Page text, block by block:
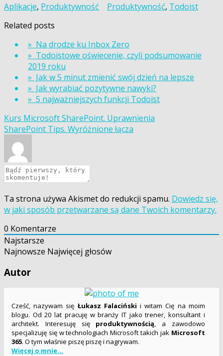
Aplikacje, Produktywność Produktywność, Todoist
Related posts
» Na drodze ku Inbox Zero
» Todoistowe oświecenie, czyli podsumowanie
2019 roku
» Jak w 5 minut zmienić swój dzień na lepsze
» Jak wyrabiać pozytywne nawyki?
» 5 najważniejszych funkcji Todoist
Nawigacja
wpisu
Kurs Microsoft SharePoint. Uprawnienia
SharePoint Tips. Wyróżnione łącza
Ta strona używa Akismet do redukcji spamu. Dowiedz się,
w jaki sposób przetwarzane są dane Twoich komentarzy.
0 Komentarze
Najstarsze
Najnowsze Najwięcej głosów
Autor
Cześć, nazywam się Łukasz Falaciński i witam Cię na moim
blogu. Od 20 lat pracuję w branży IT jako trener, konsultant i
architekt. Interesuję się produktywnością, a zawodowo
specjalizuję się w technologiach Microsoft takich jak Microsoft
365. O tym właśnie piszę piszę i nagrywam.
Więcej o mnie...